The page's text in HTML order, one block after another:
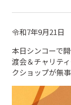
令和7年9月21日
本日シンコーで
渡会＆チャリテ
クショップが無